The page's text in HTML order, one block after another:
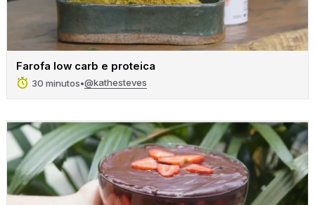
Farofa low carb e proteica
30 minutos•@kathesteves